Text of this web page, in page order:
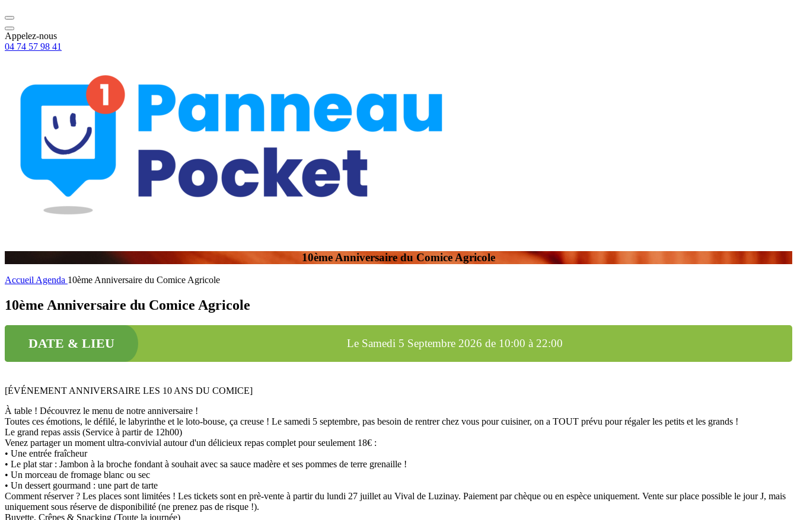
Appelez-nous
04 74 57 98 41
10ème Anniversaire du Comice Agricole
AccueilAgenda 10ème Anniversaire du Comice Agricole
10ème Anniversaire du Comice Agricole
DATE & LIEU Le Samedi 5 Septembre 2026 de 10:00 à 22:00
[ÉVÉNEMENT ANNIVERSAIRE LES 10 ANS DU COMICE]
À table ! Découvrez le menu de notre anniversaire !
Toutes ces émotions, le défilé, le labyrinthe et le loto-bouse, ça creuse ! Le samedi 5 septembre, pas besoin de rentrer chez vous pour cuisiner, on a TOUT prévu pour régaler les petits et les grands !
Le grand repas assis (Service à partir de 12h00)
Venez partager un moment ultra-convivial autour d'un délicieux repas complet pour seulement 18€ :
• Une entrée fraîcheur
• Le plat star : Jambon à la broche fondant à souhait avec sa sauce madère et ses pommes de terre grenaille !
• Un morceau de fromage blanc ou sec
• Un dessert gourmand : une part de tarte
Comment réserver ? Les places sont limitées ! Les tickets sont en prè-vente à partir du lundi 27 juillet au Vival de Luzinay. Paiement par chèque ou en espèce uniquement. Vente sur place possible le jour J, mais
uniquement sous réserve de disponibilité (ne prenez pas de risque !).
Buvette, Crêpes & Snacking (Toute la journée)